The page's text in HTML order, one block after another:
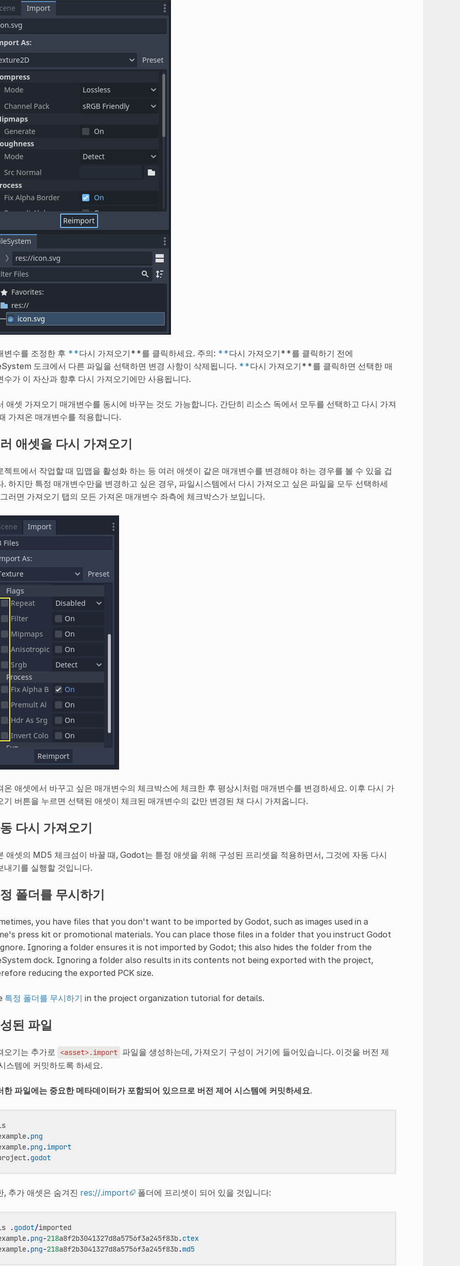
변수를 조정한 후 **다시 가져오기**를 클릭하세요. 주의: **다시 가져오기**를 클릭하기 전에
도크에서 다른 파일을 선택하면 변경 사항이 삭제됩니다. **다시 가져오기**를 클릭하면 선택한 매
수가 이 자산과 향후 다시 가져오기에만 사용됩니다.
애셋 가져오기 매개변수를 동시에 바꾸는 것도 가능합니다. 간단히 리소스 독에서 모두를 선택하고 다시 가져
가져온 매개변수를 적용합니다.
애셋을 다시 가져오기
젝트에서 작업할 때 밉맵을 활성화 하는 등 여러 애셋이 같은 매개변수를 변경해야 하는 경우를 볼 수 있을 겁
. 하지만 특정 매개변수만을 변경하고 싶은 경우, 파일시스템에서 다시 가져오고 싶은 파일을 모두 선택하세
러면 가져오기 탭의 모든 가져온 매개변수 좌측에 체크박스가 보입니다.
온 애셋에서 바꾸고 싶은 매개변수의 체크박스에 체크한 후 평상시처럼 매개변수를 변경하세요. 이후 다시 가
기 버튼을 누르면 선택된 애셋이 체크된 매개변수의 값만 변경된 채 다시 가져옵니다.
다시 가져오기
애셋의 MD5 체크섬이 바꿀 때, Godot는 튿정 애셋을 위해 구성된 프리셋을 적용하면서, 그것에 자동 다시
내기를 실행할 것입니다.
폴더를 무시하기
you have files that you don't want to be imported by Godot, such as images used in a
press kit or promotional materials. You can place those files in a folder that you instruct Godot
Ignoring a folder ensures it is not imported by Godot; this also hides the folder from the
dock. Ignoring a folder also results in its contents not being exported with the project,
reducing the exported PCK size.
특정 폴더를 무시하기 in the project organization tutorial for details.
된 파일
오기는 추가로 <asset>.import 파일을 생성하는데, 가져오기 구성이 거기에 들어있습니다. 이것을 버전 제
스템에 커밋하도록 하세요.
한 파일에는 중요한 메타데이터가 포함되어 있으므로 버전 제어 시스템에 커밋하세요.
.png
.png .import
.godot
, 추가 애셋은 숨겨진 res://.import 폴더에 프리셋이 되어 있을 것입니다:
.godot/imported
.png-218a8f2b3041327d8a5756f3a245f83b.ctex
.png-218a8f2b3041327d8a5756f3a245f83b.md5